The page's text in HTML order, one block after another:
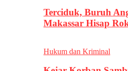
Terciduk, Buruh
Makassar Hisap
Hukum dan Kriminal